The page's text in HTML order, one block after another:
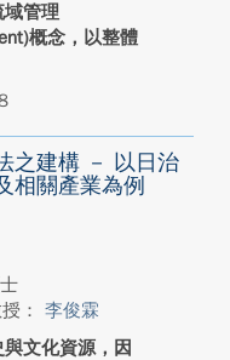
管理
概念，以整體
之建構 － 以日治
相關產業為例
： 李俊霖
文化資源，因